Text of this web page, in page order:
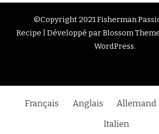
©Copyright 2021 Fisherman
Recipe | Développé parBlossom
WordPress.
Français Anglais Allemand
Italien